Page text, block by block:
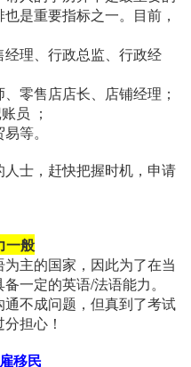
是重要指标之一。目前，
理、行政总监、行政经
零售店店长、店铺经理；
员 ；
等。
士，赶快把握时机，申请
一般
主的国家，因此为了在当
一定的英语/法语能力。
不成问题，但真到了考试
担心！
移民